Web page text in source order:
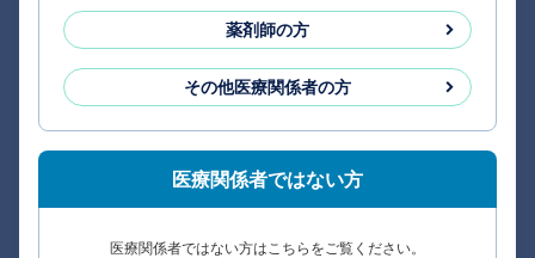
薬剤師の方
その他医療関係者の方
医療関係者ではない方
医療関係者ではない方はこちらをご覧ください。